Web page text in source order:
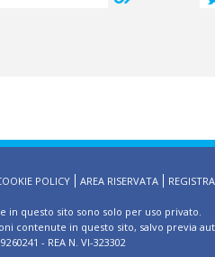
POLICY AREA RISERVATA
in questo sito sono solo per uso privato.
contenute in questo sito, salvo previa
- REA N. VI-323302